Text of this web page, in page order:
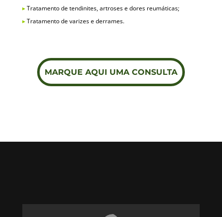
▸Tratamento de tendinites, artroses e dores reumáticas;
▸Tratamento de varizes e derrames.
MARQUE AQUI UMA CONSULTA